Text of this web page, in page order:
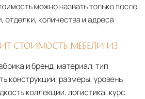
можно назвать только после
отделки, количества и адреса
СТОИМОСТЬ МЕБЕЛИ ИЗ
и бренд, материал, тип
конструкции, размеры, уровень
коллекции, логистика, курс